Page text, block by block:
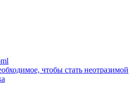
чтобы стать неотразимой